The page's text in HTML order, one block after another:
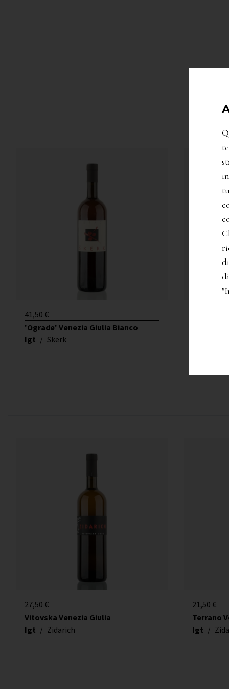
41,50 €
'Ograde' Venezia Giulia Bianco
Igt / Skerk
27,50 €
Vitovska Venezia Giulia
Igt / Zidarich
21,50 €
Terrano
Igt /